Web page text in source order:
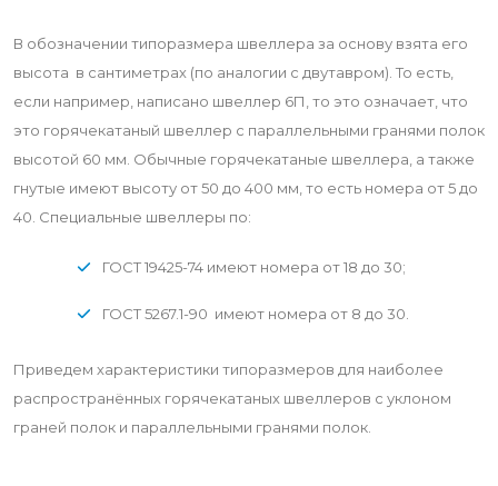
В обозначении типоразмера швеллера за основу взята его
высота в сантиметрах (по аналогии с двутавром). То есть,
если например, написано швеллер 6П, то это означает, что
это горячекатаный швеллер с параллельными гранями полок
высотой 60 мм. Обычные горячекатаные швеллера, а также
гнутые имеют высоту от 50 до 400 мм, то есть номера от 5 до
40. Специальные швеллеры по:
ГОСТ 19425-74 имеют номера от 18 до 30;
ГОСТ 5267.1-90 имеют номера от 8 до 30.
Приведем характеристики типоразмеров для наиболее
распространённых горячекатаных швеллеров с уклоном
граней полок и параллельными гранями полок.